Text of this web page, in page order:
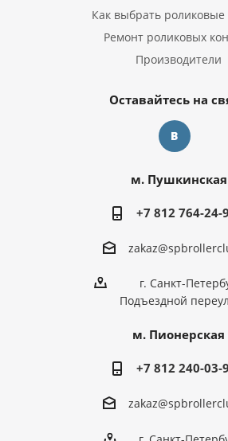
Как выбрать роликовые
Ремонт роликовых
Производители
Оставайтесь на
м. Пушкинская
+7 812 764-24-
г. Санкт-
Подъездной
м. Пионерская
+7 812 240-03-